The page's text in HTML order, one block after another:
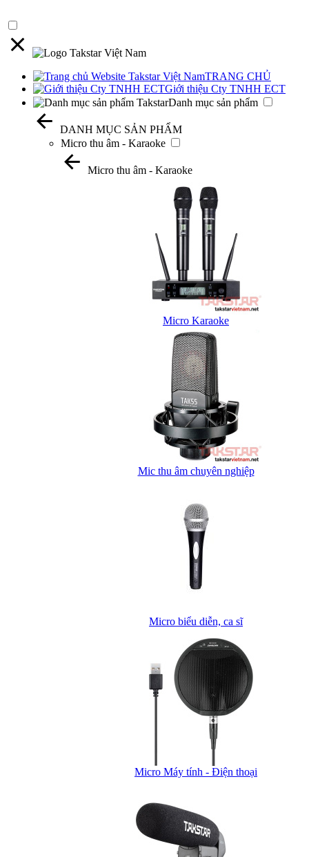
TRANG CHỦ
Giới thiệu Cty TNHH ECT
Danh mục sản phẩm
DANH MỤC SẢN PHẨM
Micro thu âm - Karaoke
Micro thu âm - Karaoke
Micro Karaoke
Mic thu âm chuyên nghiệp
Micro biểu diễn, ca sĩ
Micro Máy tính - Điện thoại